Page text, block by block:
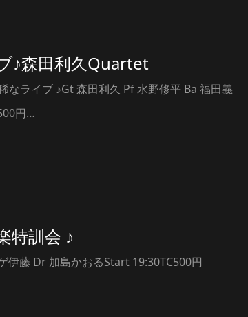
♪森田利久Quartet
なライブ ♪Gt 森田利久 Pf 水野修平 Ba 福田義
円…
特訓会 ♪
伊藤 Dr 加島かおるStart 19:30TC500円